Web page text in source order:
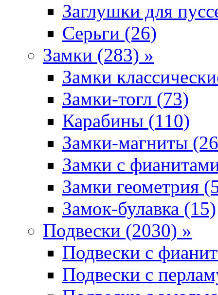
Заглушки для
Серьги (26)
Замки (283) »
Замки
Замки-тогл (73)
Карабины (110)
Замки-магниты
Замки с
Замки геометрия
Замок-булавка (15)
Подвески (2030) »
Подвески с
Подвески с